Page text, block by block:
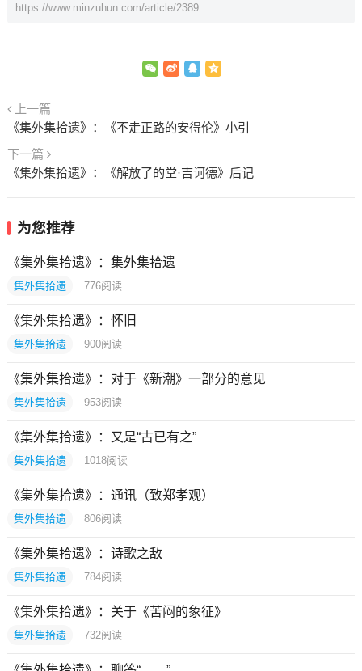
https://www.minzuhun.com/article/2389
上一篇
《集外集拾遗》：《不走正路的安得伦》小引
下一篇
《集外集拾遗》：《解放了的堂·吉诃德》后记
为您推荐
《集外集拾遗》：集外集拾遗
集外集拾遗 776阅读
《集外集拾遗》：怀旧
集外集拾遗 900阅读
《集外集拾遗》：对于《新潮》一部分的意见
集外集拾遗 953阅读
《集外集拾遗》：又是“古已有之”
集外集拾遗 1018阅读
《集外集拾遗》：通讯（致郑孝观）
集外集拾遗 806阅读
《集外集拾遗》：诗歌之敌
集外集拾遗 784阅读
《集外集拾遗》：关于《苦闷的象征》
集外集拾遗 732阅读